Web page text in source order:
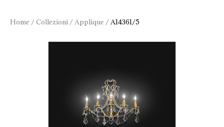
Home /Collezioni /Applique /A14361/5